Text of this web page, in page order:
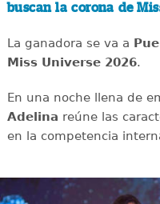
buscan la corona de
La ganadora se va a
Miss Universe 2026.
En una noche llena de
Adelina reúne las
en la competencia